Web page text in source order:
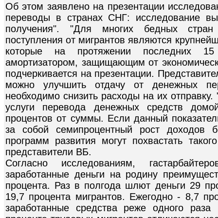
Об этом заявлено на презентации
переводы в странах СНГ: исследование
получения". "Для многих бедных
поступления от мигрантов являются
которые на протяжении последних
амортизатором, защищающим от
подчеркивается на презентации.
можно улучшить отдачу от денежных
необходимо снизить расходы на их
услуги перевода денежных средств
процентов от суммы. Если данный
за собой семипроцентный рост доходов
программ развития могут похвастать
представители ВБ.
Согласно исследованиям,
заработанные деньги на родину
процента. Раз в полгода шлют деньги 29
19,7 процента мигрантов. Ежегодно - 8,7
заработанные средства реже одного